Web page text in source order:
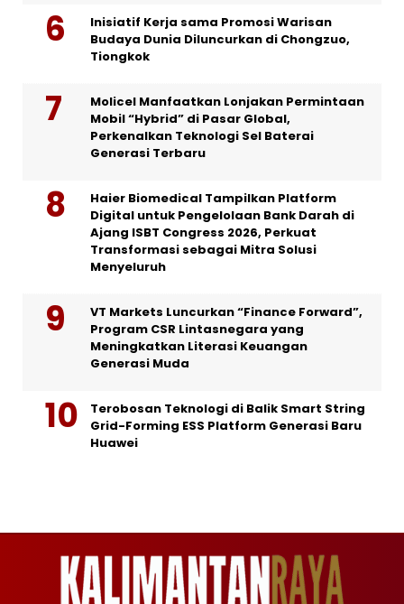
Inisiatif Kerja sama Promosi Warisan
Budaya Dunia Diluncurkan di Chongzuo,
Tiongkok
Molicel Manfaatkan Lonjakan Permintaan
Mobil “Hybrid” di Pasar Global,
Perkenalkan Teknologi Sel Baterai
Generasi Terbaru
Haier Biomedical Tampilkan Platform
Digital untuk Pengelolaan Bank Darah di
Ajang ISBT Congress 2026, Perkuat
Transformasi sebagai Mitra Solusi
Menyeluruh
VT Markets Luncurkan “Finance Forward”,
Program CSR Lintasnegara yang
Meningkatkan Literasi Keuangan
Generasi Muda
Terobosan Teknologi di Balik Smart String
Grid-Forming ESS Platform Generasi Baru
Huawei